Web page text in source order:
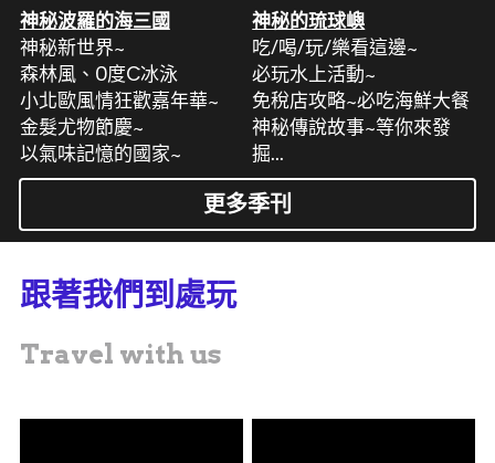
神秘波羅的海三國
神秘新世界~
森林風、0度C冰泳
小北歐風情狂歡嘉年華~
金髮尤物節慶~
以氣味記憶的國家~
神秘的琉球嶼
吃/喝/玩/樂看這邊~
必玩水上活動~
免稅店攻略~必吃海鮮大餐
神秘傳說故事~等你來發
掘...
更多季刊
跟著我們到處玩
Travel with us